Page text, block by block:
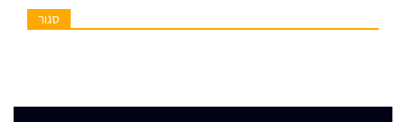
סגור